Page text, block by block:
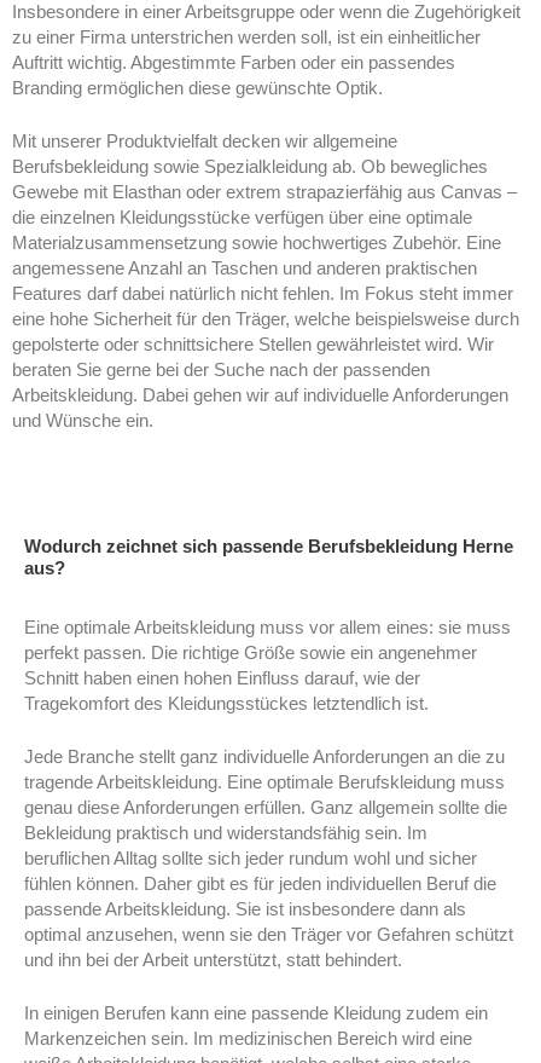
Insbesondere in einer Arbeitsgruppe oder wenn die Zugehörigkeit
zu einer Firma unterstrichen werden soll, ist ein einheitlicher
Auftritt wichtig. Abgestimmte Farben oder ein passendes
Branding ermöglichen diese gewünschte Optik.
Mit unserer Produktvielfalt decken wir allgemeine
Berufsbekleidung sowie Spezialkleidung ab. Ob bewegliches
Gewebe mit Elasthan oder extrem strapazierfähig aus Canvas –
die einzelnen Kleidungsstücke verfügen über eine optimale
Materialzusammensetzung sowie hochwertiges Zubehör. Eine
angemessene Anzahl an Taschen und anderen praktischen
Features darf dabei natürlich nicht fehlen. Im Fokus steht immer
eine hohe Sicherheit für den Träger, welche beispielsweise durch
gepolsterte oder schnittsichere Stellen gewährleistet wird. Wir
beraten Sie gerne bei der Suche nach der passenden
Arbeitskleidung. Dabei gehen wir auf individuelle Anforderungen
und Wünsche ein.
Wodurch zeichnet sich passende Berufsbekleidung Herne
aus?
Eine optimale Arbeitskleidung muss vor allem eines: sie muss
perfekt passen. Die richtige Größe sowie ein angenehmer
Schnitt haben einen hohen Einfluss darauf, wie der
Tragekomfort des Kleidungsstückes letztendlich ist.
Jede Branche stellt ganz individuelle Anforderungen an die zu
tragende Arbeitskleidung. Eine optimale Berufskleidung muss
genau diese Anforderungen erfüllen. Ganz allgemein sollte die
Bekleidung praktisch und widerstandsfähig sein. Im
beruflichen Alltag sollte sich jeder rundum wohl und sicher
fühlen können. Daher gibt es für jeden individuellen Beruf die
passende Arbeitskleidung. Sie ist insbesondere dann als
optimal anzusehen, wenn sie den Träger vor Gefahren schützt
und ihn bei der Arbeit unterstützt, statt behindert.
In einigen Berufen kann eine passende Kleidung zudem ein
Markenzeichen sein. Im medizinischen Bereich wird eine